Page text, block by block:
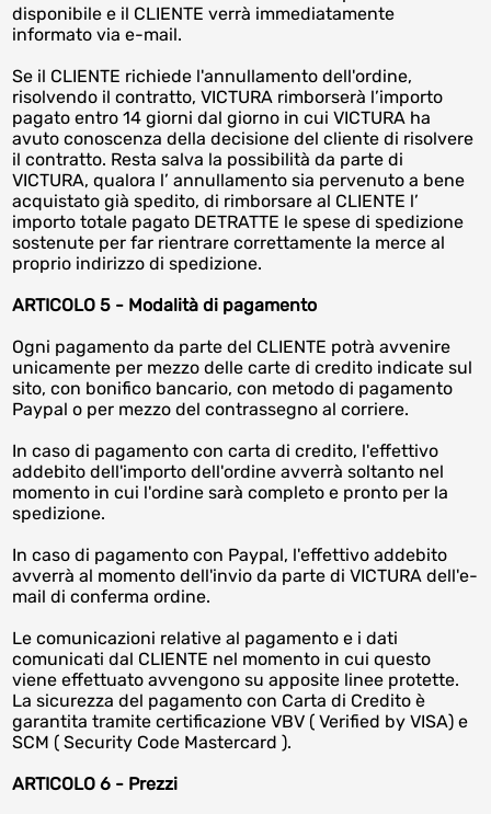
disponibile e il CLIENTE verrà immediatamente
informato via e-mail.
Se il CLIENTE richiede l'annullamento dell'ordine,
risolvendo il contratto, VICTURA rimborserà l’importo
pagato entro 14 giorni dal giorno in cui VICTURA ha
avuto conoscenza della decisione del cliente di risolvere
il contratto. Resta salva la possibilità da parte di
VICTURA, qualora l’ annullamento sia pervenuto a bene
acquistato già spedito, di rimborsare al CLIENTE l’
importo totale pagato DETRATTE le spese di spedizione
sostenute per far rientrare correttamente la merce al
proprio indirizzo di spedizione.
ARTICOLO 5 - Modalità di pagamento
Ogni pagamento da parte del CLIENTE potrà avvenire
unicamente per mezzo delle carte di credito indicate sul
sito, con bonifico bancario, con metodo di pagamento
Paypal o per mezzo del contrassegno al corriere.
In caso di pagamento con carta di credito, l'effettivo
addebito dell'importo dell'ordine avverrà soltanto nel
momento in cui l'ordine sarà completo e pronto per la
spedizione.
In caso di pagamento con Paypal, l'effettivo addebito
avverrà al momento dell'invio da parte di VICTURA dell'e-
mail di conferma ordine.
Le comunicazioni relative al pagamento e i dati
comunicati dal CLIENTE nel momento in cui questo
viene effettuato avvengono su apposite linee protette.
La sicurezza del pagamento con Carta di Credito è
garantita tramite certificazione VBV ( Verified by VISA) e
SCM ( Security Code Mastercard ).
ARTICOLO 6 - Prezzi